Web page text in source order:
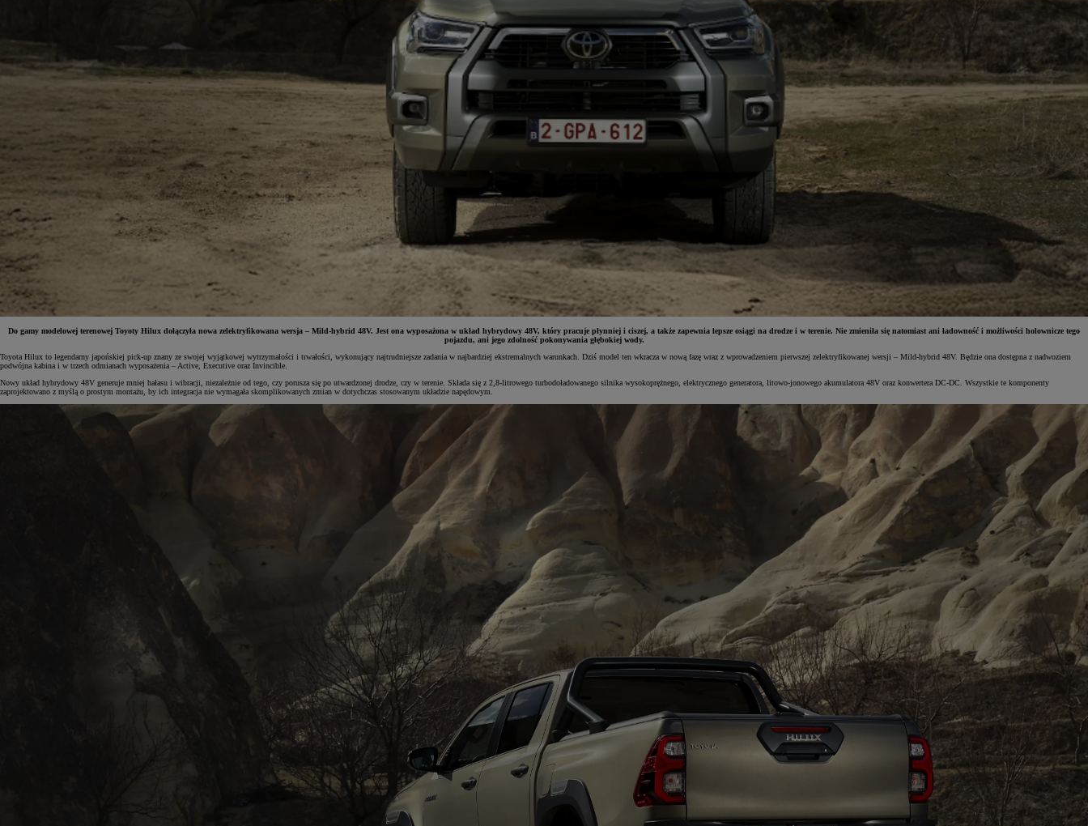
Od81 900 zł
Yaris Cross
Do gamy modelowej terenowej Toyoty Hilux dołączyła nowa zelektryfikowana wersja – Mild-hybrid 48V. Jest ona wyposażona w układ hybrydowy 48V, który pracuje płynniej i ciszej, a także zapewnia lepsze osiągi na drodze i w terenie. Nie zmieniła się natomiast ani ładowność i możliwości holownicze tego
pojazdu, ani jego zdolność pokonywania głębokiej wody.
Toyota Hilux to legendarny japońskiej pick-up znany ze swojej wyjątkowej wytrzymałości i trwałości, wykonujący najtrudniejsze zadania w najbardziej ekstremalnych warunkach. Dziś model ten wkracza w nową fazę wraz z wprowadzeniem pierwszej zelektryfikowanej wersji – Mild-hybrid 48V. Będzie ona dostępna z nadwoziem
podwójna kabina i w trzech odmianach wyposażenia – Active, Executive oraz Invincible.
Nowy układ hybrydowy 48V generuje mniej hałasu i wibracji, niezależnie od tego, czy porusza się po utwardzonej drodze, czy w terenie. Składa się z 2,8-litrowego turbodoładowanego silnika wysokoprężnego, elektrycznego generatora, litowo-jonowego akumulatora 48V oraz konwertera DC-DC. Wszystkie te komponenty
zaprojektowano z myślą o prostym montażu, by ich integracja nie wymagała skomplikowanych zmian w dotychczas stosowanym układzie napędowym.